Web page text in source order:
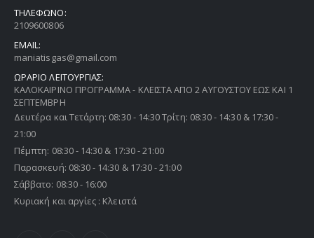
ΤΗΛΕΦΩΝΟ:
2109600806
EMAIL:
maniatisgas@gmail.com
ΩΡΑΡΙΟ ΛΕΙΤΟΥΡΓΙΑΣ:
ΚΑΛΟΚΑΙΡΙΝΟ ΠΡΟΓΡΑΜΜΑ - ΚΛΕΙΣΤΑ ΑΠΟ 2 ΑΥΓΟΥΣΤΟΥ ΕΩΣ ΚΑΙ 1
ΣΕΠΤΕΜΒΡΗ
Δευτέρα και Τετάρτη: 08:30 - 14:30 Τρίτη: 08:30 - 14:30 & 17:30 -
21:00
Πέμπτη: 08:30 - 14:30 & 17:30 - 21:00
Παρασκευή: 08:30 - 14:30 & 17:30 - 21:00
Σάββατο: 08:30 - 16:00
Κυριακή και αργίες : Κλειστά